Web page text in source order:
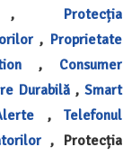
, Protecția
, Proprietate
,
Consumer
Durabilă , Smart
,Telefonul
, Protecția